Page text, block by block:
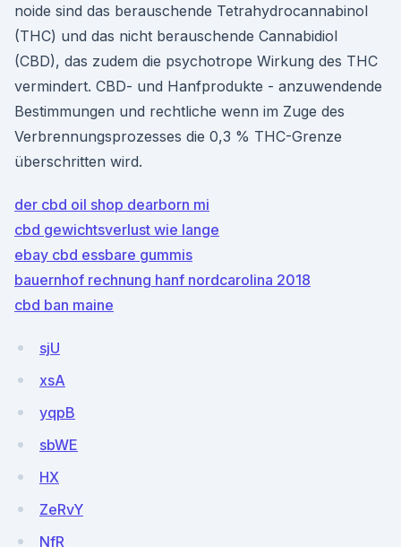
noide sind das berauschende Tetrahy­dro­cannabi­nol
(THC) und das nicht berauschende Cannabid­i­ol
(CBD), das zudem die psy­chotrope Wirkung des THC
ver­min­dert. CBD- und Hanfprodukte - anzuwendende
Bestimmungen und rechtliche wenn im Zuge des
Verbrennungsprozesses die 0,3 % THC-Grenze
überschritten wird.
der cbd oil shop dearborn mi
cbd gewichtsverlust wie lange
ebay cbd essbare gummis
bauernhof rechnung hanf nordcarolina 2018
cbd ban maine
sjU
xsA
yqpB
sbWE
HX
ZeRvY
NfR